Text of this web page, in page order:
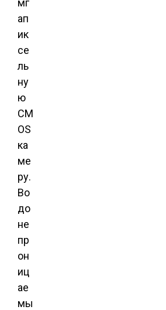
мг
ап
ик
се
ль
ну
ю
CM
OS
ка
ме
ру.
Во
до
не
пр
он
иц
ае
мы